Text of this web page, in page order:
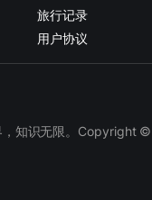
旅行记录
用户协议
知识无限。Copyright